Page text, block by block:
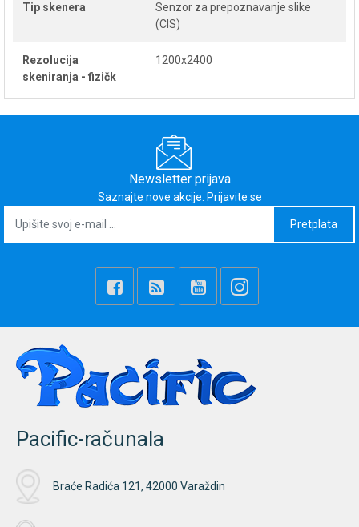
Tip skenera
Senzor za prepoznavanje slike
(CIS)
Rezolucija
skeniranja - fizičk
1200x2400
Težina papira 64 g/m2 - 300 g/m2
Newsletter prijava
Saznajte nove akcije. Prijavite se
Pretplata
Pacific-računala
Braće Radića 121, 42000 Varaždin